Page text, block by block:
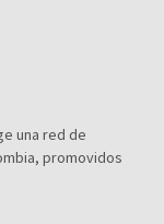
una red de
promovidos